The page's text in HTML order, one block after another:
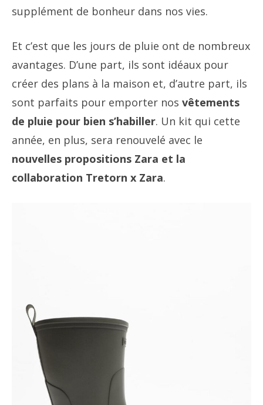
supplément de bonheur dans nos vies.
Et c’est que les jours de pluie ont de nombreux
avantages. D’une part, ils sont idéaux pour
créer des plans à la maison et, d’autre part, ils
sont parfaits pour emporter nos vêtements
de pluie pour bien s’habiller. Un kit qui cette
année, en plus, sera renouvelé avec le
nouvelles propositions Zara et la
collaboration Tretorn x Zara.